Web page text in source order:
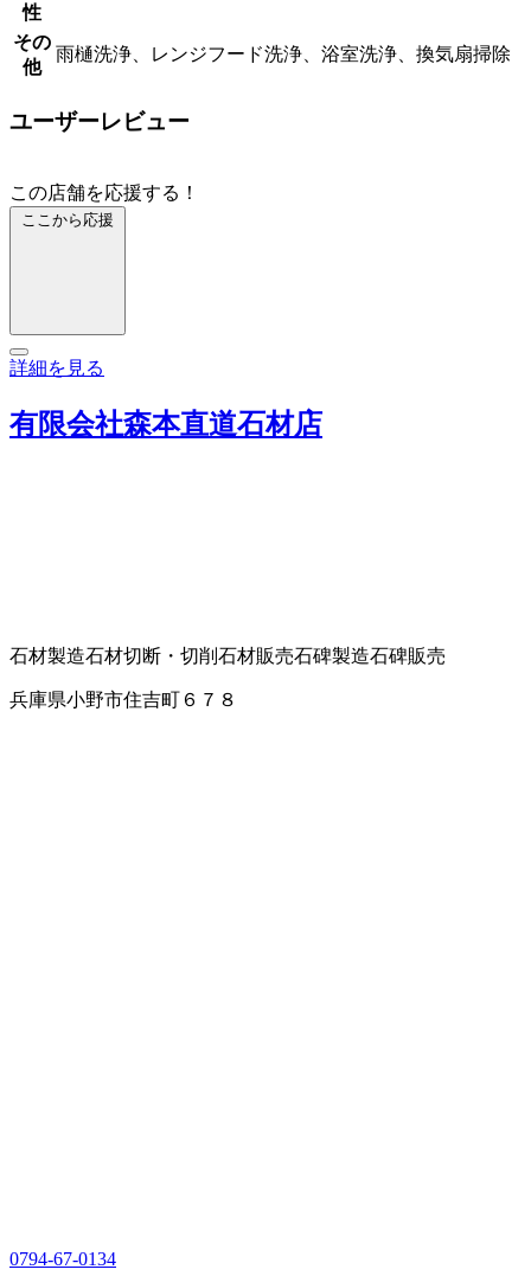
性
その
他
雨樋洗浄、レンジフード洗浄、浴室洗浄、換気扇掃除
ユーザーレビュー
この店舗を応援する！
ここから応援
詳細を見る
有限会社森本直道石材店
石材製造石材切断・切削 石材販売石碑製造石碑販売
兵庫県小野市住吉町６７８
0794-67-0134